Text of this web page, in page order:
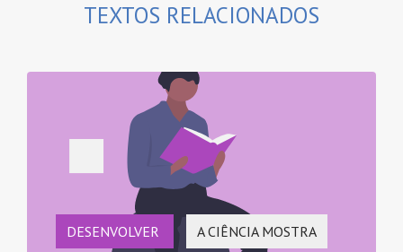
TEXTOS RELACIONADOS
DESENVOLVER A CIÊNCIA MOSTRA